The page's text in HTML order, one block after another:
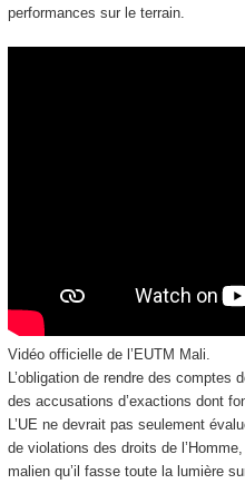
performances sur le terrain.
Vidéo officielle de l’EUTM Mali.
L’obligation de rendre des
des accusations d’exactions dont
L’UE ne devrait pas seulement
de violations des droits de
malien qu’il fasse toute la lumière